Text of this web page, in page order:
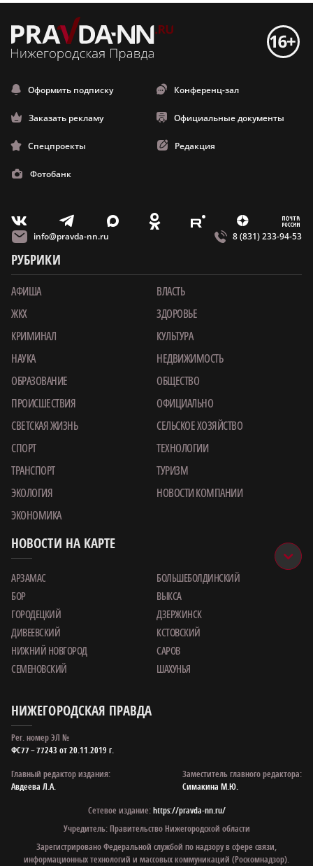
Оформить подписку Конференц-зал
Заказать рекламу Официальные документы
Спецпроекты Редакция
Фотобанк
V T X O E Z m
info@pravda-nn.ru 8 (831) 233-94-53
РУБРИКИ
АФИША
ВЛАСТЬ
ЖКХ
ЗДОРОВЬЕ
КРИМИНАЛ
КУЛЬТУРА
НАУКА
НЕДВИЖИМОСТЬ
ОБРАЗОВАНИЕ
ОБЩЕСТВО
ПРОИСШЕСТВИЯ
ОФИЦИАЛЬНО
СВЕТСКАЯ ЖИЗНЬ
СЕЛЬСКОЕ ХОЗЯЙСТВО
СПОРТ
ТЕХНОЛОГИИ
ТРАНСПОРТ
ТУРИЗМ
ЭКОЛОГИЯ
НОВОСТИ КОМПАНИИ
ЭКОНОМИКА
НОВОСТИ НА КАРТЕ
АРЗАМАС
БОЛЬШЕБОЛДИНСКИЙ
БОР
ВЫКСА
ГОРОДЕЦКИЙ
ДЗЕРЖИНСК
ДИВЕЕВСКИЙ
КСТОВСКИЙ
НИЖНИЙ НОВГОРОД
САРОВ
СЕМЕНОВСКИЙ
ШАХУНЬЯ
НИЖЕГОРОДСКАЯ ПРАВДА
Рег. номер ЭЛ №
ФС77 – 77243 от 20.11.2019 г.
Главный редактор издания:
Авдеева Л.А.
Заместитель главного редактора:
Симакина М.Ю.
Сетевое издание:https://pravda-nn.ru/
Учредитель: Правительство Нижегородской области
Зарегистрировано Федеральной службой по надзору в сфере связи,
информационных технологий и массовых коммуникаций (Роскомнадзор).